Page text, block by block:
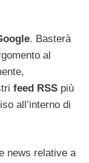
. Basterà
al
feed RSS più
all’interno di
news relative a